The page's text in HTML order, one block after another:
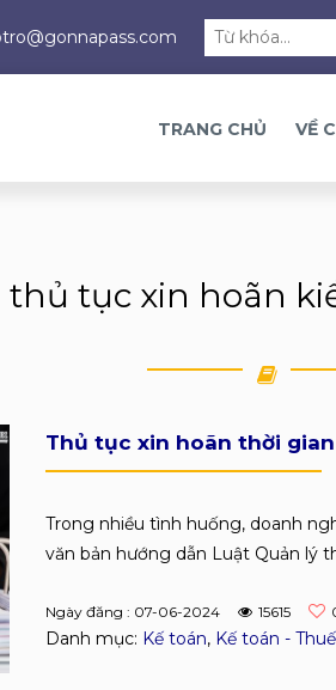
TRANG CHỦ VỀ
thủ tục xin hoãn
Thủ tục xin hoãn thời
Trong nhiều tình huống, doanh
văn bản hướng dẫn Luật Quản lý
Ngày đăng : 07-06-2024 15615
Danh mục: Kế toán, Kế toán - Thuế